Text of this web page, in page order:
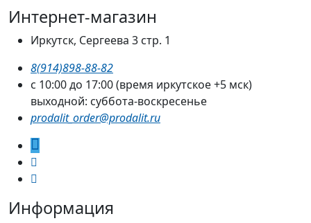
Интернет-магазин
Иркутск, Сергеева 3 стр. 1
8(914)898-88-82
с 10:00 до 17:00 (время иркутское +5 мск)
выходной: суббота-воскресенье
prodalit_order@prodalit.ru
Информация